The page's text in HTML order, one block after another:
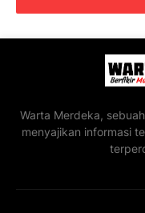
Warta Merdeka,
menyajikan informasi